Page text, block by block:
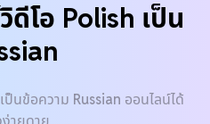
โอ Polish เป็น
นข้อความ Russian ออนไลน์ได้